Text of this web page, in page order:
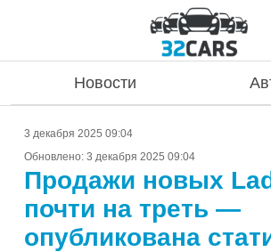
Новости
3 декабря 2025 09:04
Обновлено: 3 декабря 2025 09:04
Продажи новых
почти на треть —
опубликована